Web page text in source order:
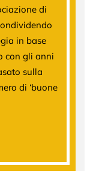
di
in base
con gli anni
sulla
di ‘buone